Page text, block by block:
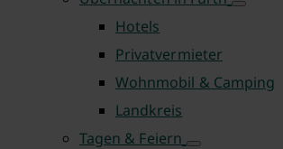
Hotels
Privatvermieter
Wohnmobil & Camping
Landkreis
Tagen & Feiern